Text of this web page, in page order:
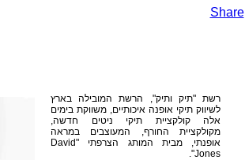
Share
רשת "תיק ותיק", הרשת המובילה בארץ
לשיווק תיקי אופנה איכותיים, משווקת בימים
אלה קולקציית תיקי ניטים חדשה,
מקולקציית החורף, המעוצבים במראה
אופנתי, מבית המותג הצרפתי "David
Jones".